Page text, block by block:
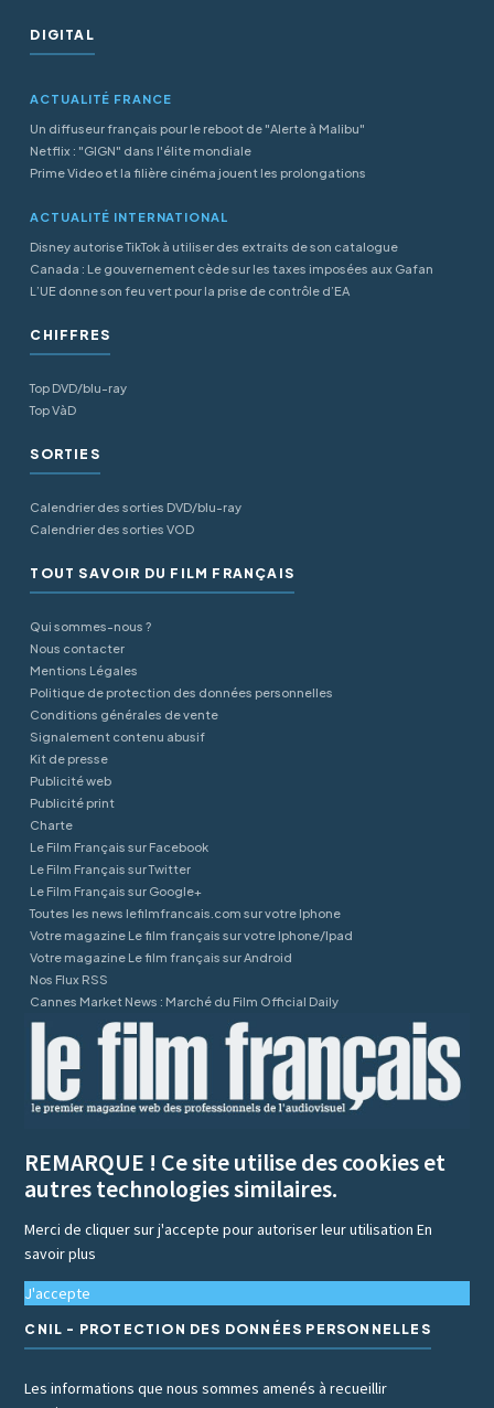
DIGITAL
ACTUALITÉ FRANCE
Un diffuseur français pour le reboot de "Alerte à Malibu"
Netflix : "GIGN" dans l'élite mondiale
Prime Video et la filière cinéma jouent les prolongations
ACTUALITÉ INTERNATIONAL
Disney autorise TikTok à utiliser des extraits de son catalogue
Canada : Le gouvernement cède sur les taxes imposées aux Gafan
L’UE donne son feu vert pour la prise de contrôle d’EA
CHIFFRES
Top DVD/blu-ray
Top VàD
SORTIES
Calendrier des sorties DVD/blu-ray
Calendrier des sorties VOD
TOUT SAVOIR DU FILM FRANÇAIS
Qui sommes-nous ?
Nous contacter
Mentions Légales
Politique de protection des données personnelles
Conditions générales de vente
Signalement contenu abusif
Kit de presse
Publicité web
Publicité print
Charte
Le Film Français sur Facebook
Le Film Français sur Twitter
Le Film Français sur Google+
Toutes les news lefilmfrancais.com sur votre Iphone
Votre magazine Le film français sur votre Iphone/Ipad
Votre magazine Le film français sur Android
Nos Flux RSS
Cannes Market News : Marché du Film Official Daily
REMARQUE ! Ce site utilise des cookies et
autres technologies similaires.
Merci de cliquer sur j'accepte pour autoriser leur utilisationEn
savoir plus
J'accepte
CNIL - PROTECTION DES DONNÉES PERSONNELLES
Les informations que nous sommes amenés à recueillir